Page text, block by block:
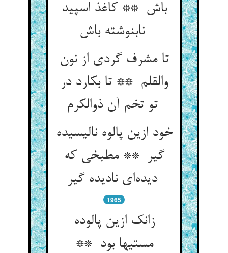
باش ** کاغذ اسپید
نابنوشته باش
تا مشرف گردی از نون
والقلم ** تا بکارد در
تو تخم آن ذوالکرم
خود ازین پالوه نالیسیده
گیر ** مطبخی که
دیده‌ای نادیده گیر
1965
زانک ازین پالوده
مستیها بود **